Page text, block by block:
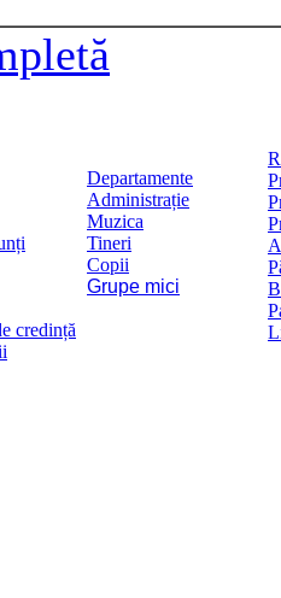
credință
Departamente
Administrație
Muzica
Tineri
Copii
Grupe mici